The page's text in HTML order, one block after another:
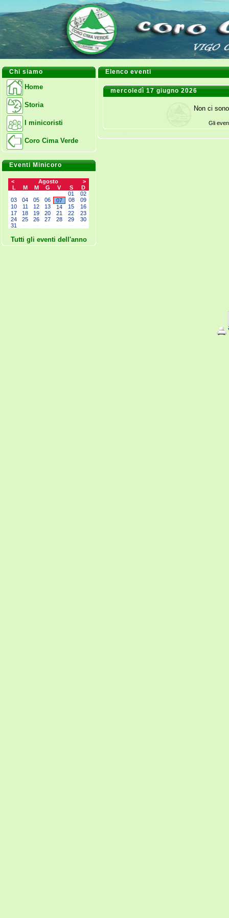
Chi siamo
Home
Storia
I minicoristi
Coro Cima Verde
Eventi Minicoro
< Agosto
>
L
M M G V S
D
01
02
03
04 05 06 07 08
09
10
11 12 13 14 15
16
17
18 19 20 21 22
23
24
25 26 27 28 29
30
31
Tutti gli eventi dell'anno
Elenco eventi
mercoledì 17 giugno 2026
Non ci
Gli